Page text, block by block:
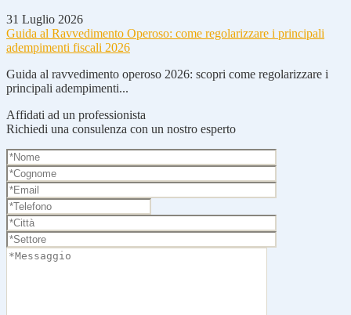
31 Luglio 2026
Guida al Ravvedimento Operoso: come regolarizzare i principali
adempimenti fiscali 2026
Guida al ravvedimento operoso 2026: scopri come regolarizzare i
principali adempimenti...
Affidati ad un professionista
Richiedi una consulenza con un nostro esperto